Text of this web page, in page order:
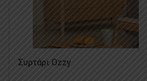
Συρτάρι Ozzy